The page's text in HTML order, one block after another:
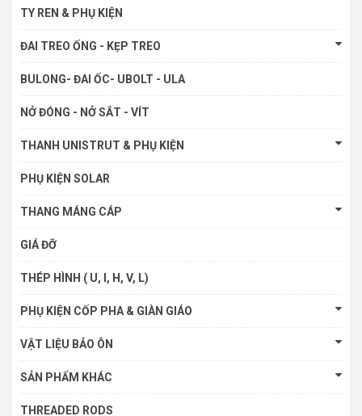
TY REN & PHỤ KIỆN
ĐAI TREO ỐNG - KẸP TREO
BULONG- ĐAI ỐC- UBOLT - ULA
NỞ ĐÓNG - NỞ SẮT - VÍT
THANH UNISTRUT & PHỤ KIỆN
PHỤ KIỆN SOLAR
THANG MÁNG CÁP
GIÁ ĐỠ
THÉP HÌNH ( U, I, H, V, L)
PHỤ KIỆN CỐP PHA & GIÀN GIÁO
VẬT LIỆU BẢO ÔN
SẢN PHẨM KHÁC
THREADED RODS